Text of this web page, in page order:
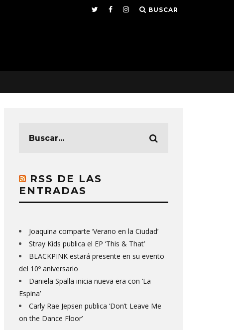
BUSCAR
RSS DE LAS
ENTRADAS
Joaquina comparte ‘Verano en la Ciudad’
Stray Kids publica el EP ‘This & That’
BLACKPINK estará presente en su evento
del 10º aniversario
Daniela Spalla inicia nueva era con ‘La
Espina’
Carly Rae Jepsen publica ‘Don’t Leave Me
on the Dance Floor’